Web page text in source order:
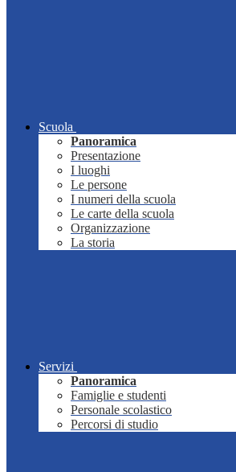
Scuola
Panoramica
Presentazione
I luoghi
Le persone
I numeri della scuola
Le carte della scuola
Organizzazione
La storia
Servizi
Panoramica
Famiglie e studenti
Personale scolastico
Percorsi di studio